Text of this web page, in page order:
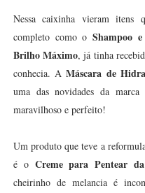
Nessa caixinha vieram itens
completo como o Shampoo
Brilho Máximo, já tinha
conhecia. A Máscara de
uma das novidades da
maravilhoso e perfeito!
Um produto que teve a
é o Creme para Pentear
cheirinho de melancia é